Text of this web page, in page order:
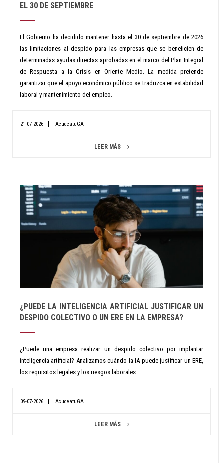
EL 30 DE SEPTIEMBRE
El Gobierno ha decidido mantener hasta el 30 de septiembre de 2026
las limitaciones al despido para las empresas que se beneficien de
determinadas ayudas directas aprobadas en el marco del Plan Integral
de Respuesta a la Crisis en Oriente Medio. La medida pretende
garantizar que el apoyo económico público se traduzca en estabilidad
laboral y mantenimiento del empleo.
21-07-2026 AcudeatuGA
LEER MÁS
¿PUEDE LA INTELIGENCIA ARTIFICIAL JUSTIFICAR UN
DESPIDO COLECTIVO O UN ERE EN LA EMPRESA?
¿Puede una empresa realizar un despido colectivo por implantar
inteligencia artificial? Analizamos cuándo la IA puede justificar un ERE,
los requisitos legales y los riesgos laborales.
09-07-2026 AcudeatuGA
LEER MÁS